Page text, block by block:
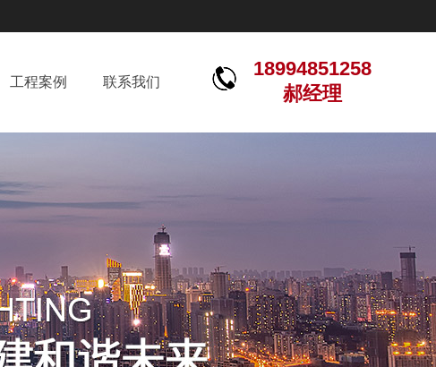
工程案例 联系我们
18994851258
郝经理